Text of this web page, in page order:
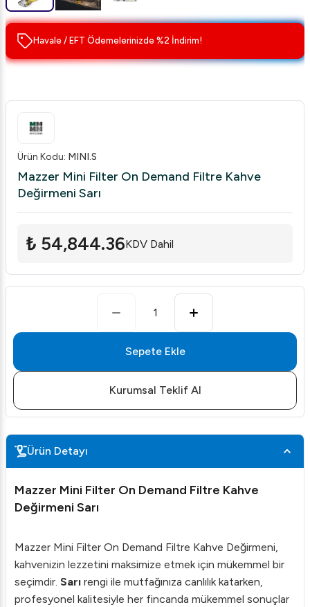
Havale / EFT Ödemelerinizde %2 İndirim!
Ürün Kodu: MINI.S
Mazzer Mini Filter On Demand Filtre Kahve
Değirmeni Sarı
₺ 54,844.36KDV Dahil
1
Sepete Ekle
Kurumsal Teklif Al
Ürün Detayı
Mazzer Mini Filter On Demand Filtre Kahve
Değirmeni Sarı
Mazzer Mini Filter On Demand Filtre Kahve Değirmeni,
kahvenizin lezzetini maksimize etmek için mükemmel bir
seçimdir. Sarı rengi ile mutfağınıza canlılık katarken,
profesyonel kalitesiyle her fincanda mükemmel sonuçlar